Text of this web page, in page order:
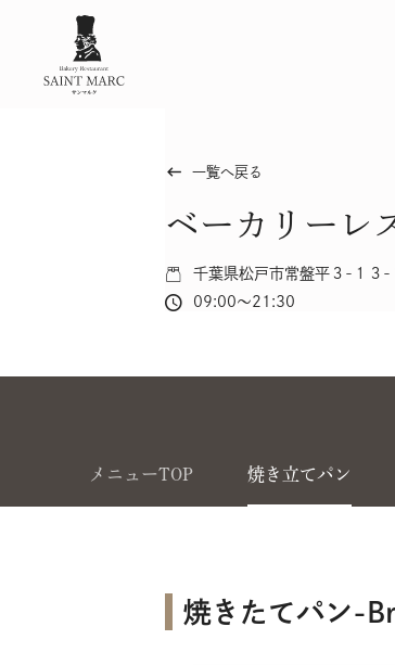
keyboard_backspace 一覧へ戻る
ベーカリーレ
千葉県松戸市常盤平３-１３-
09:00～21:30
メニューTOP 焼き立てパン
焼きたてパン-